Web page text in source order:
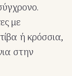
με
ή κρόσσια,
στην